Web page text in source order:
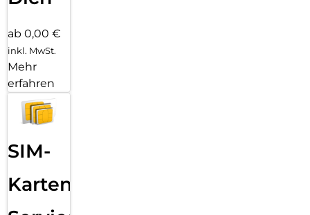
ab 0,00 €
inkl. MwSt.
Mehr
erfahren
SIM-
Karten